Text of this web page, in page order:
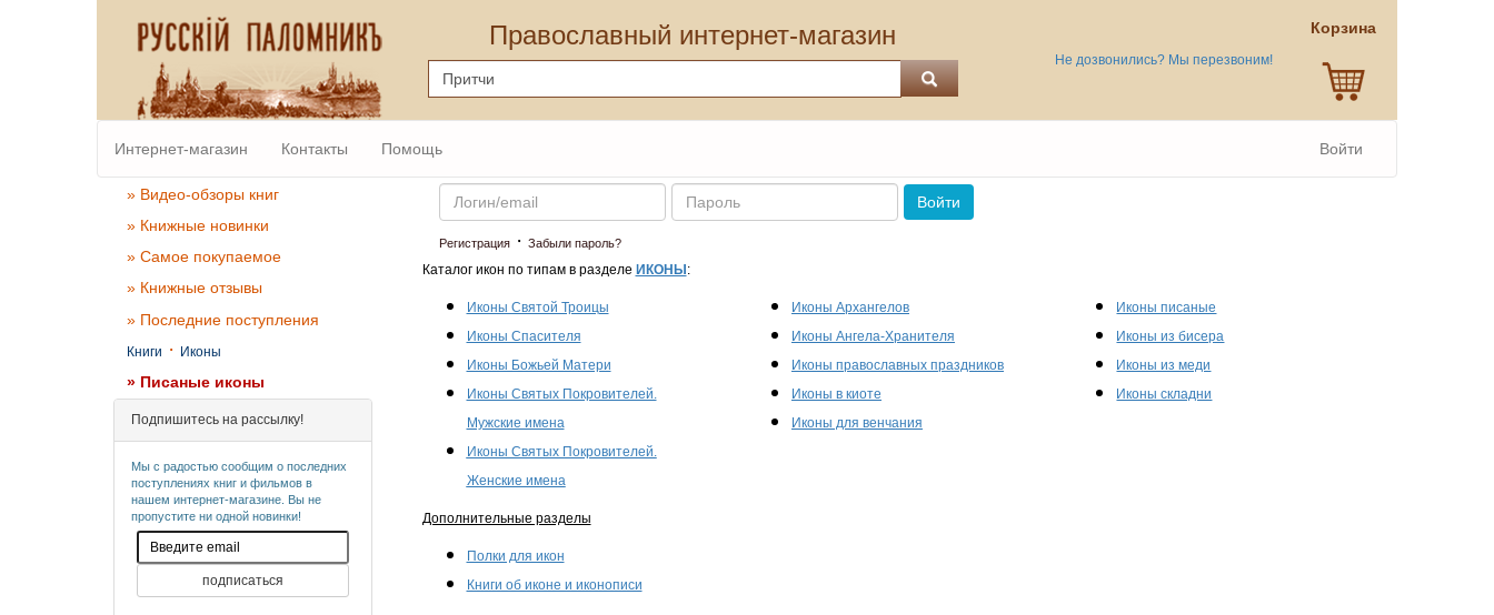
Православный интернет-магазин
Не дозвонились? Мы перезвоним!
Корзина
Интернет-магазин Контакты Помощь Войти
» Видео-обзоры книг
» Книжные новинки
» Самое покупаемое
» Книжные отзывы
» Последние поступления
Книги · Иконы
» Писаные иконы
Подпишитесь на рассылку!
Мы с радостью сообщим о последних
поступлениях книг и фильмов в
нашем интернет-магазине. Вы не
пропустите ни одной новинки!
Email Пароль
Войти
Регистрация· Забыли пароль?
Каталог икон по типам в разделе ИКОНЫ :
Иконы Святой Троицы
Иконы Спасителя
Иконы Божьей Матери
Иконы Святых Покровителей.
Мужские имена
Иконы Святых Покровителей.
Женские имена
Иконы Архангелов
Иконы Ангела-Хранителя
Иконы православных праздников
Иконы в киоте
Иконы для венчания
Иконы писаные
Иконы из бисера
Иконы из меди
Иконы складни
Дополнительные разделы
Полки для икон
Книги об иконе и иконописи